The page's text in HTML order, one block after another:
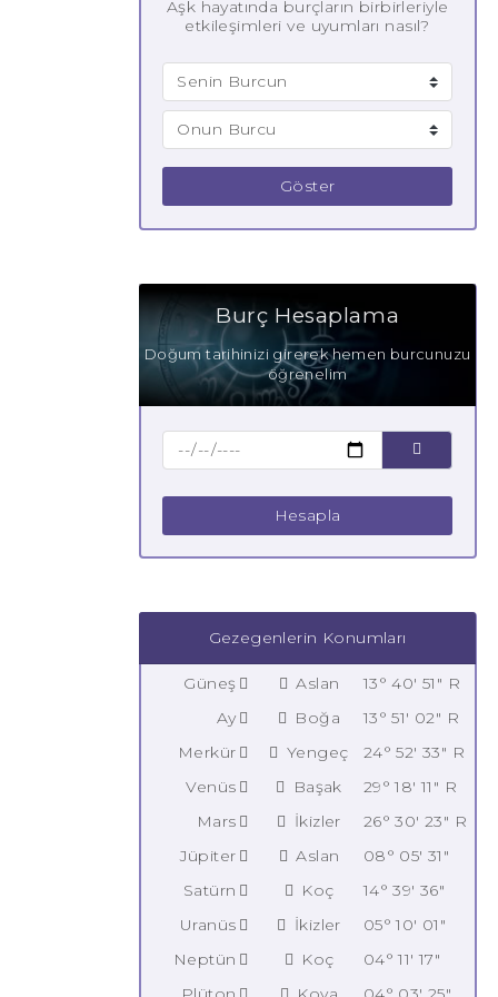
Aşk hayatında burçların birbirleriyle
etkileşimleri ve uyumları nasıl?
Göster
Burç Hesaplama
Doğum tarihinizi girerek hemen burcunuzu
öğrenelim
Hesapla
Gezegenlerin Konumları
Güneş Aslan
13° 40' 51" R
Ay
Boğa
13° 51' 02" R
Merkür
Yengeç
24° 52' 33" R
Venüs
Başak
29° 18' 11" R
Mars
İkizler
26° 30' 23" R
Jüpiter
Aslan
08° 05' 31"
Satürn
Koç
14° 39' 36"
Uranüs
İkizler
05° 10' 01"
Neptün
Koç
04° 11' 17"